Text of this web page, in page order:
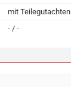
mit Teilegutachten
- / -